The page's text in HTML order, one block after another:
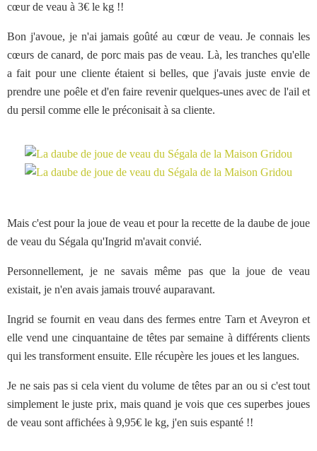
cœur de veau à 3€ le kg !!
Bon j'avoue, je n'ai jamais goûté au cœur de veau. Je connais les
cœurs de canard, de porc mais pas de veau. Là, les tranches qu'elle
a fait pour une cliente étaient si belles, que j'avais juste envie de
prendre une poêle et d'en faire revenir quelques-unes avec de l'ail et
du persil comme elle le préconisait à sa cliente.
Mais c'est pour la joue de veau et pour la recette de la daube de joue
de veau du Ségala qu'Ingrid m'avait convié.
Personnellement, je ne savais même pas que la joue de veau
existait, je n'en avais jamais trouvé auparavant.
Ingrid se fournit en veau dans des fermes entre Tarn et Aveyron et
elle vend une cinquantaine de têtes par semaine à différents clients
qui les transforment ensuite. Elle récupère les joues et les langues.
Je ne sais pas si cela vient du volume de têtes par an ou si c'est tout
simplement le juste prix, mais quand je vois que ces superbes joues
de veau sont affichées à 9,95€ le kg, j'en suis espanté !!